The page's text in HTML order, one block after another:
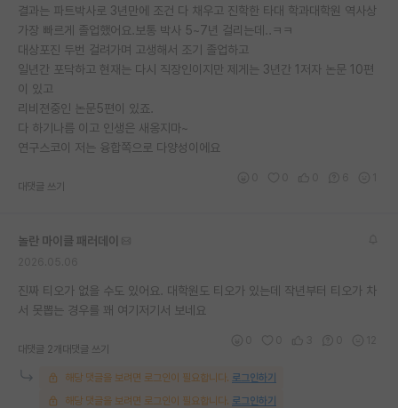
결과는 파트박사로 3년만에 조건 다 채우고 진학한 타대 학과대학원 역사상
가장 빠르게 졸업했어요.보통 박사 5~7년 걸리는데..ㅋㅋ
대상포진 두번 걸려가며 고생해서 조기 졸업하고
일년간 포닥하고 현재는 다시 직장인이지만 제게는 3년간 1저자 논문 10편
이 있고
리비젼중인 논문5편이 있죠.
다 하기나름 이고 인생은 새옹지마~
연구스코이 저는 융합쪽으로 다양성이에요
대댓글 쓰기
놀란 마이클 패러데이
진짜 티오가 없을 수도 있어요. 대학원도 티오가 있는데 작년부터 티오가 차
서 못뽑는 경우를 꽤 여기저기서 보네요
대댓글 2개 대댓글 쓰기
해당 댓글을 보려면 로그인이 필요합니다. 로그인하기
해당 댓글을 보려면 로그인이 필요합니다. 로그인하기